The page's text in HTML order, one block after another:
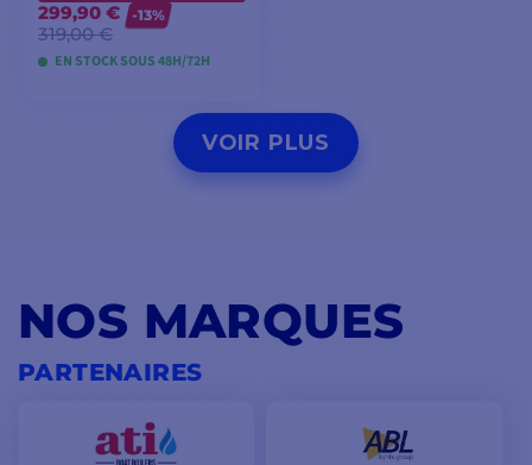
299,90 €
319,00 €
-13%
EN STOCK SOUS 48H/72H
AJOUTER AU VOIR PLUS
NOS MARQUES
PARTENAIRES